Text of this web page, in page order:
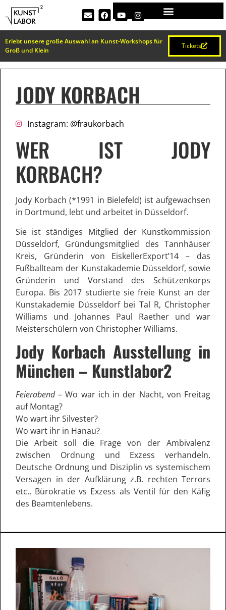
Erlebt unsere große Auswahl an Kunst-Workshops für
Groß und Klein
Tickets
JODY KORBACH
Instagram: @fraukorbach
WER IST JODY
KORBACH?
Jody Korbach (*1991 in Bielefeld) ist aufgewachsen
in Dortmund, lebt und arbeitet in Düsseldorf.
Sie ist ständiges Mitglied der Kunstkommission
Düsseldorf, Gründungsmitglied des Tannhäuser
Kreis, Gründerin von EiskellerExport’14 – das
Fußballteam der Kunstakademie Düsseldorf, sowie
Gründerin und Vorstand des Schützenkorps
Europa. Bis 2017 studierte sie freie Kunst an der
Kunstakademie Düsseldorf bei Tal R, Christopher
Williams und Johannes Paul Raether und war
Meisterschülern von Christopher Williams.
Jody Korbach Ausstellung in
München – Kunstlabor2
Feierabend– Wo war ich in der Nacht, von Freitag
auf Montag?
Wo wart ihr Silvester?
Wo wart ihr in Hanau?
Die Arbeit soll die Frage von der Ambivalenz
zwischen Ordnung und Exzess verhandeln.
Deutsche Ordnung und Disziplin vs systemischem
Versagen in der Aufklärung z.B. rechten Terrors
etc., Bürokratie vs Exzess als Ventil für den Käfig
des Beamtenlebens.